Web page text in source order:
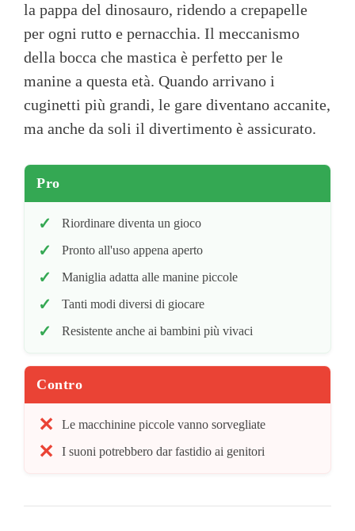
la pappa del dinosauro, ridendo a crepapelle
per ogni rutto e pernacchia. Il meccanismo
della bocca che mastica è perfetto per le
manine a questa età. Quando arrivano i
cuginetti più grandi, le gare diventano accanite,
ma anche da soli il divertimento è assicurato.
Pro
Riordinare diventa un gioco
Pronto all'uso appena aperto
Maniglia adatta alle manine piccole
Tanti modi diversi di giocare
Resistente anche ai bambini più vivaci
Contro
Le macchinine piccole vanno sorvegliate
I suoni potrebbero dar fastidio ai genitori